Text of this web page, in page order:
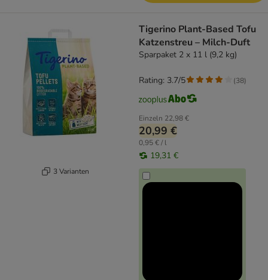
3 Varianten
Tigerino Plant-Based Tofu
Katzenstreu – Milch-Duft
Sparpaket 2 x 11 l (9,2 kg)
Einzeln 22,98 €
20,99 €
0,95 € / l
19,31 €
Rating: 3.7/5 (38)